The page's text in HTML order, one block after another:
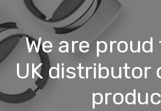
We are
UK distributor